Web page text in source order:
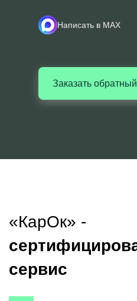
Написать в MAX
Заказать
«КарОк» -
сервис